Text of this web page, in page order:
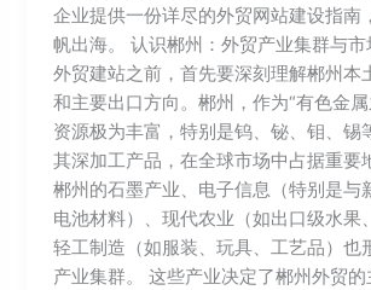
企业提供一份详尽的外贸网站建设指南
帆出海。 认识郴州：外贸产业集群与市
外贸建站之前，首先要深刻理解郴州本
和主要出口方向。郴州，作为“有色金
资源极为丰富，特别是钨、铋、钼、锡
其深加工产品，在全球市场中占据重要
郴州的石墨产业、电子信息（特别是与
电池材料）、现代农业（如出口级水果
轻工制造（如服装、玩具、工艺品）也
产业集群。 这些产业决定了郴州外贸